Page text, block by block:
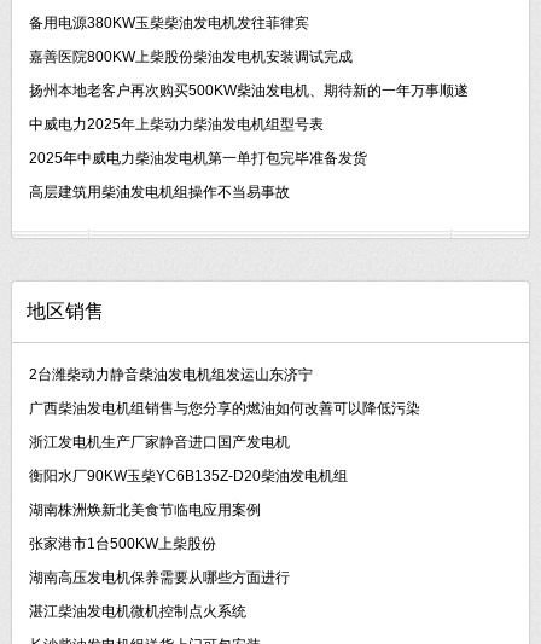
备用电源380KW玉柴柴油发电机发往菲律宾
嘉善医院800KW上柴股份柴油发电机安装调试完成
扬州本地老客户再次购买500KW柴油发电机、期待新的一年万事顺遂
中威电力2025年上柴动力柴油发电机组型号表
2025年中威电力柴油发电机第一单打包完毕准备发货
高层建筑用柴油发电机组操作不当易事故
地区销售
2台潍柴动力静音柴油发电机组发运山东济宁
广西柴油发电机组销售与您分享的燃油如何改善可以降低污染
浙江发电机生产厂家静音进口国产发电机
衡阳水厂90KW玉柴YC6B135Z-D20柴油发电机组
湖南株洲焕新北美食节临电应用案例
张家港市1台500KW上柴股份
湖南高压发电机保养需要从哪些方面进行
湛江柴油发电机微机控制点火系统